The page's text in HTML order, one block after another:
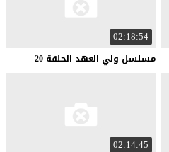
02:18:54
مسلسل ولي العهد الحلقة 20
02:14:45